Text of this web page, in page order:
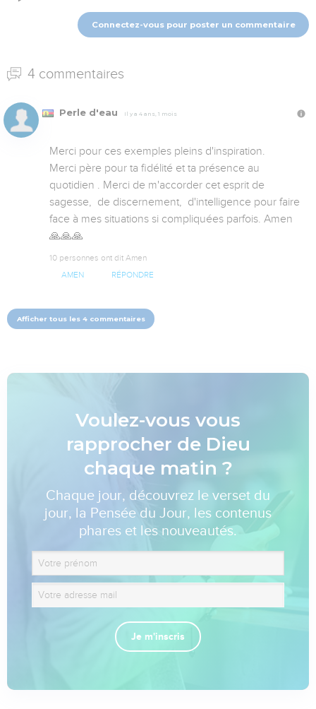
Connectez-vous pour poster un commentaire
4 commentaires
Perle d'eau Il y a 4 ans, 1 mois
Merci pour ces exemples pleins d'inspiration.
Merci père pour ta fidélité et ta présence au
quotidien . Merci de m'accorder cet esprit de
sagesse,  de discernement,  d'intelligence pour faire
face à mes situations si compliquées parfois. Amen
🙏🙏🙏
10 personnes ont dit Amen
AMEN RÉPONDRE
Afficher tous les 4 commentaires
Voulez-vous vous
rapprocher de Dieu
chaque matin ?
Chaque jour, découvrez le verset du
jour, la Pensée du Jour, les contenus
phares et les nouveautés.
Je m'inscris